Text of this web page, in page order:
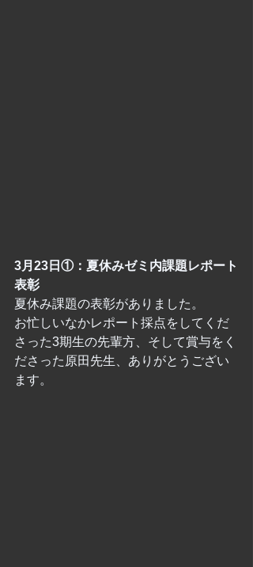
3月23日①：夏休みゼミ内課題レポート
表彰
夏休み課題の表彰がありました。
お忙しいなかレポート採点をしてくだ
さった3期生の先輩方、そして賞与をく
ださった原田先生、ありがとうござい
ます。